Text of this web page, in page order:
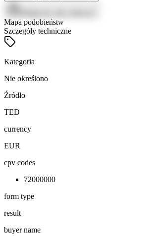
Mapa podobieństw
Szczegóły techniczne
Kategoria
Nie określono
Źródło
TED
currency
EUR
cpv codes
72000000
form type
result
buyer name